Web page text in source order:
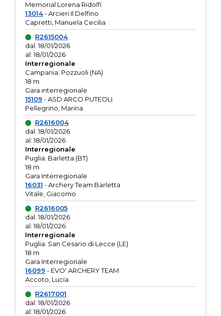
Memorial Lorena Ridolfi
13014- Arcieri Il Delfino
Capretti, Manuela Cecilia
R2615004
dal: 18/01/2026
al: 18/01/2026
Interregionale
Campania: Pozzuoli (NA)
18 m
Gara interregionale
15109 - ASD ARCO PUTEOLI
Pellegrino, Marina
R2616004
dal: 18/01/2026
al: 18/01/2026
Interregionale
Puglia: Barletta (BT)
18 m
Gara Interregionale
16031 - Archery Team Barletta
Vitale, Giacomo
R2616005
dal: 18/01/2026
al: 18/01/2026
Interregionale
Puglia: San Cesario di Lecce (LE)
18 m
Gara Interregionale
16099 - EVO' ARCHERY TEAM
Accoto, Lucia
R2617001
dal: 18/01/2026
al: 18/01/2026